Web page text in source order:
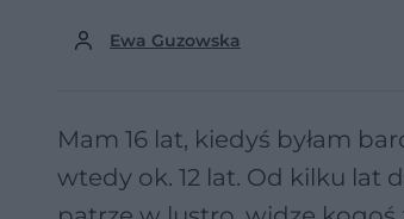
Ewa Guzowska
Mam 16 lat, kiedyś byłam
wtedy ok. 12 lat. Od kilku lat